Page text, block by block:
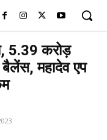
5.39 करोड़
महादेव एप